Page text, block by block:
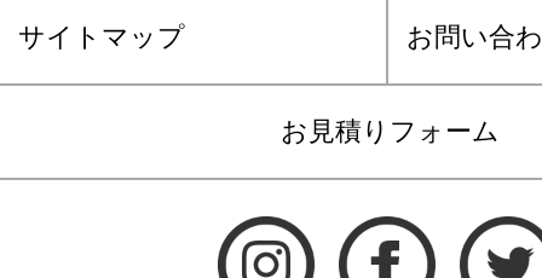
サイトマップ お問い合
お見積りフォーム